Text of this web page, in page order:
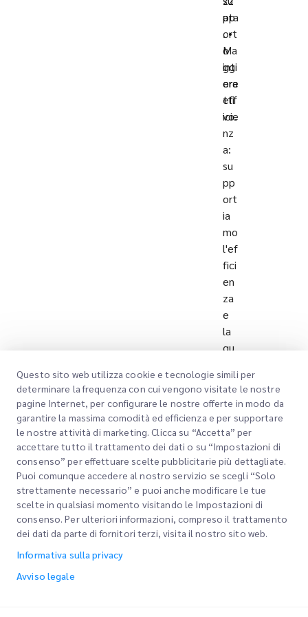
pp
ort
o
int
era
tti
vo.
ata
. •
Ma
ggi
ore
eff
icie
nz
a:
su
pp
ort
ia
mo
l'ef
fici
en
za
e
la
qu
à
del
la
log
isti
ca
att
rav
ers
o
Questo sito web utilizza cookie e tecnologie simili per
determinare la frequenza con cui vengono visitate le nostre
pagine Internet, per configurare le nostre offerte in modo da
garantire la massima comodità ed efficienza e per supportare
le nostre attività di marketing. Clicca su “Accetta” per
accettare tutto il trattamento dei dati o su “Impostazioni di
consenso” per effettuare scelte pubblicitarie più dettagliate.
Puoi comunque accedere al nostro servizio se scegli “Solo
strettamente necessario” e puoi anche modificare le tue
scelte in qualsiasi momento visitando le Impostazioni di
consenso. Per ulteriori informazioni, compreso il trattamento
dei dati da parte di fornitori terzi, visita il nostro sito web.
Informativa sulla privacy
Avviso legale